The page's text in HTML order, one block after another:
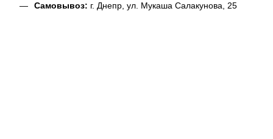
Самовывоз: г. Днепр, ул. Мукаша Салакунова, 25